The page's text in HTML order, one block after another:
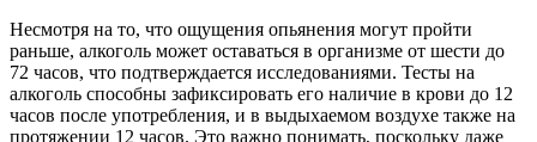
Несмотря на то, что ощущения опьянения могут пройти
раньше, алкоголь может оставаться в организме от шести до
72 часов, что подтверждается исследованиями. Тесты на
алкоголь способны зафиксировать его наличие в крови до 12
часов после употребления, и в выдыхаемом воздухе также на
протяжении 12 часов. Это важно понимать, поскольку даже